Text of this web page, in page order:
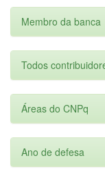
Membro da banca
Todos
Áreas do CNPq
Ano de defesa